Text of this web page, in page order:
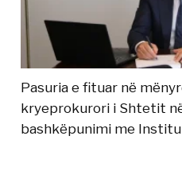
Pasuria e fituar në
kryeprokurori i Shtetit
bashkëpunimi me